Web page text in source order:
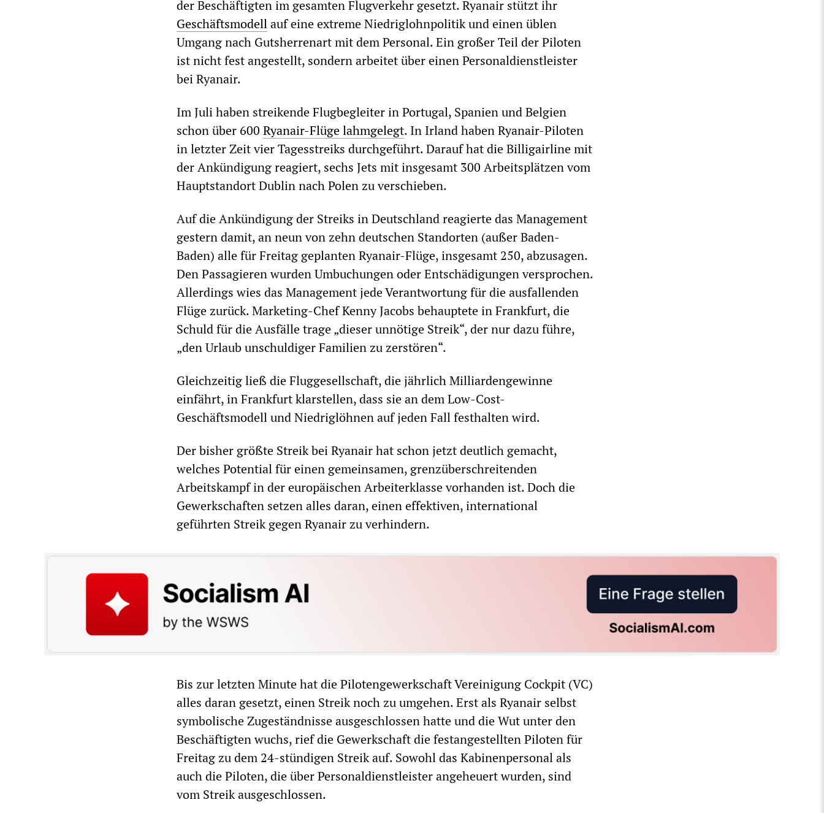
der Beschäftigten im gesamten Flugverkehr gesetzt. Ryanair stützt ihr
Geschäftsmodellauf eine extreme Niedriglohnpolitik und einen üblen
Umgang nach Gutsherrenart mit dem Personal. Ein großer Teil der Piloten
ist nicht fest angestellt, sondern arbeitet über einen Personaldienstleister
bei Ryanair.
Im Juli haben streikende Flugbegleiter in Portugal, Spanien und Belgien
schon über 600 Ryanair-Flüge lahmgelegt. In Irland haben Ryanair-Piloten
in letzter Zeit vier Tagesstreiks durchgeführt. Darauf hat die Billigairline mit
der Ankündigung reagiert, sechs Jets mit insgesamt 300 Arbeitsplätzen vom
Hauptstandort Dublin nach Polen zu verschieben.
Auf die Ankündigung der Streiks in Deutschland reagierte das Management
gestern damit, an neun von zehn deutschen Standorten (außer Baden-
Baden) alle für Freitag geplanten Ryanair-Flüge, insgesamt 250, abzusagen.
Den Passagieren wurden Umbuchungen oder Entschädigungen versprochen.
Allerdings wies das Management jede Verantwortung für die ausfallenden
Flüge zurück. Marketing-Chef Kenny Jacobs behauptete in Frankfurt, die
Schuld für die Ausfälle trage „dieser unnötige Streik“, der nur dazu führe,
„den Urlaub unschuldiger Familien zu zerstören“.
Gleichzeitig ließ die Fluggesellschaft, die jährlich Milliardengewinne
einfährt, in Frankfurt klarstellen, dass sie an dem Low-Cost-
Geschäftsmodell und Niedriglöhnen auf jeden Fall festhalten wird.
Der bisher größte Streik bei Ryanair hat schon jetzt deutlich gemacht,
welches Potential für einen gemeinsamen, grenzüberschreitenden
Arbeitskampf in der europäischen Arbeiterklasse vorhanden ist. Doch die
Gewerkschaften setzen alles daran, einen effektiven, international
geführten Streik gegen Ryanair zu verhindern.
Bis zur letzten Minute hat die Pilotengewerkschaft Vereinigung Cockpit (VC)
alles daran gesetzt, einen Streik noch zu umgehen. Erst als Ryanair selbst
symbolische Zugeständnisse ausgeschlossen hatte und die Wut unter den
Beschäftigten wuchs, rief die Gewerkschaft die festangestellten Piloten für
Freitag zu dem 24-stündigen Streik auf. Sowohl das Kabinenpersonal als
auch die Piloten, die über Personaldienstleister angeheuert wurden, sind
vom Streik ausgeschlossen.